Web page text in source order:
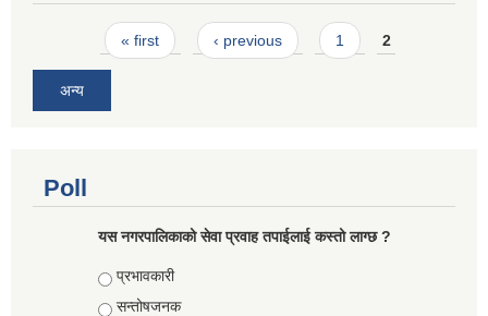
Pages« first ‹ previous 1 2
अन्य
Poll
यस नगरपालिकाको सेवा प्रवाह तपाईलाई कस्तो लाग्छ ?
Choices
प्रभावकारी
सन्तोषजनक